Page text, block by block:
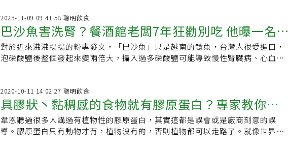
2023-11-09 09:41:58 聰明飲食
巴沙魚害洗腎？餐酒館老闆7年狂勸別吃 他曝一名言
告訴你真相
對於近來沸沸揚揚的粉專發文，「巴沙魚」只是越南的鯰魚，台灣人很愛進口，
泡磷酸鹽後整個發起來變兩倍大，攝入過多磷酸鹽可能導致慢性腎臟病、心血管
2020-10-11 14:02:27 聰明飲食
具膠狀丶黏稠感的食物就有膠原蛋白？專家教你分
辨
韋恩聽過很多人講過有植物性的膠原蛋白，其實這都是誤會或是廠商刻意的誤
導。膠原蛋白只有動物才有，植物沒有的，否則植物都可以走路了。就像世界上